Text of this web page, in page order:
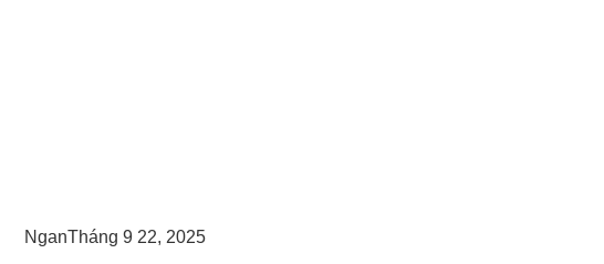
NganTháng 9 22, 2025